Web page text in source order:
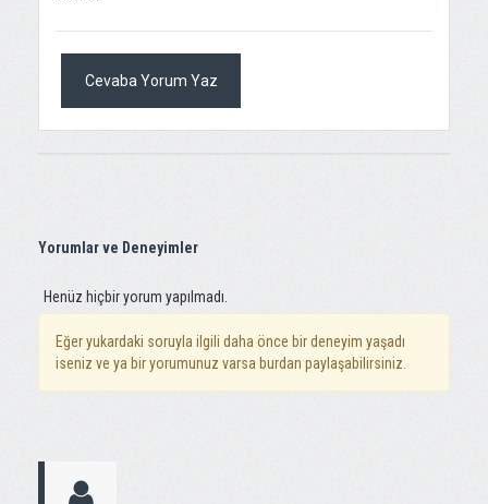
Cevaba Yorum Yaz
Yorumlar ve Deneyimler
Henüz hiçbir yorum yapılmadı.
Eğer yukardaki soruyla ilgili daha önce bir deneyim yaşadı
iseniz ve ya bir yorumunuz varsa burdan paylaşabilirsiniz.